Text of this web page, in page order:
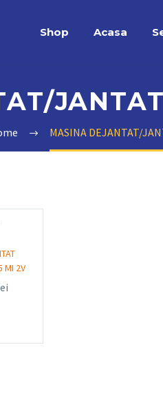
Shop Acasa
MASINA DEJANTAT/
MI 2V